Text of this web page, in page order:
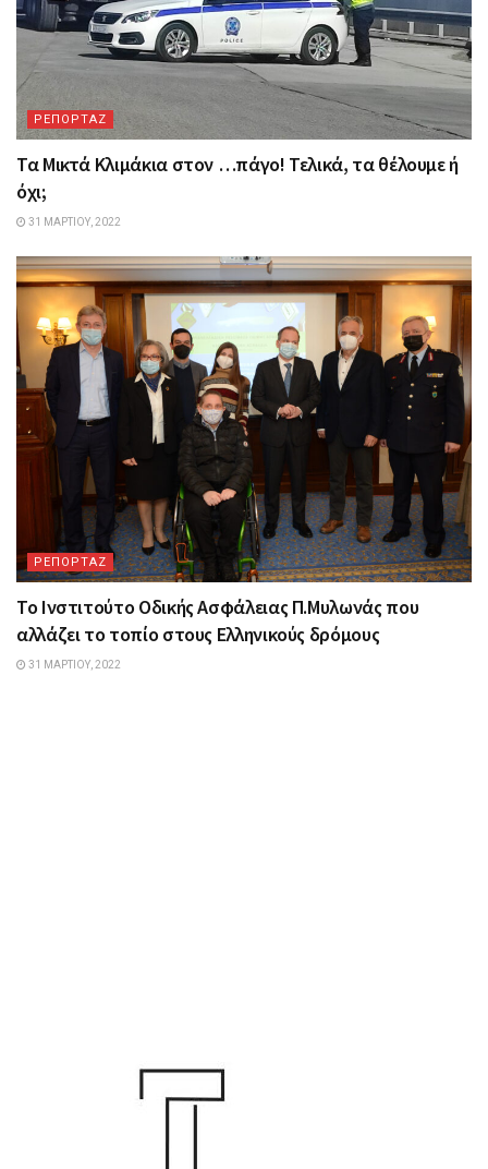
ΡΕΠΟΡΤΑΖ
Τα Mικτά Kλιμάκια στον …πάγο! Τελικά, τα θέλουμε ή
όχι;
31 ΜΑΡΤΊΟΥ, 2022
ΡΕΠΟΡΤΑΖ
Το Ινστιτούτο Οδικής Ασφάλειας Π.Μυλωνάς που
αλλάζει το τοπίο στους Ελληνικούς δρόμους
31 ΜΑΡΤΊΟΥ, 2022